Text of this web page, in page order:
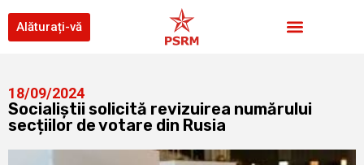
Alăturați-vă
18/09/2024
Socialiștii solicită revizuirea numărului
secțiilor de votare din Rusia